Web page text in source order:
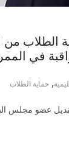
الطلاب
في
, حماية الطلاب
عضو مجلس